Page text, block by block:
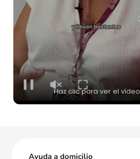
Haz clic para ver el vídeo
Ayuda a domicilio